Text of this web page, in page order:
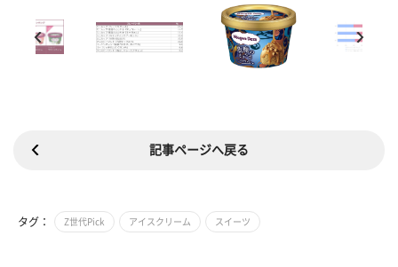
記事ページへ戻る
タグ： Z世代Pick アイスクリーム スイーツ